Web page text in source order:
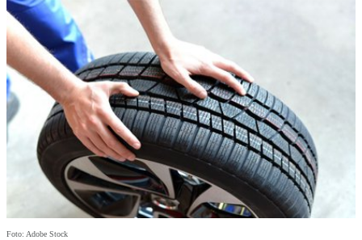
Foto: Adobe Stock